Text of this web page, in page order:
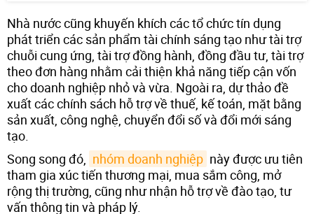
Nhà nước cũng khuyến khích các tổ chức tín dụng
phát triển các sản phẩm tài chính sáng tạo như tài trợ
chuỗi cung ứng, tài trợ đồng hành, đồng đầu tư, tài trợ
theo đơn hàng nhằm cải thiện khả năng tiếp cận vốn
cho doanh nghiệp nhỏ và vừa. Ngoài ra, dự thảo đề
xuất các chính sách hỗ trợ về thuế, kế toán, mặt bằng
sản xuất, công nghệ, chuyển đổi số và đổi mới sáng
tạo.
Song song đó, nhóm doanh nghiệp này được ưu tiên
tham gia xúc tiến thương mại, mua sắm công, mở
rộng thị trường, cũng như nhận hỗ trợ về đào tạo, tư
vấn thông tin và pháp lý.